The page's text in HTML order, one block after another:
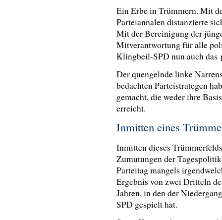
Ein Erbe in Trümmern. Mit
Parteiannalen distanzierte
Mit der Bereinigung der
Mitverantwortung für alle
Klingbeil-SPD nun auch
Der quengelnde linke
bedachten Parteistrategen
gemacht, die weder ihre
erreicht.
Inmitten eines
Inmitten dieses
Zumutungen der
Parteitag mangels
Ergebnis von zwei Dritteln
Jahren, in den der
SPD gespielt hat.